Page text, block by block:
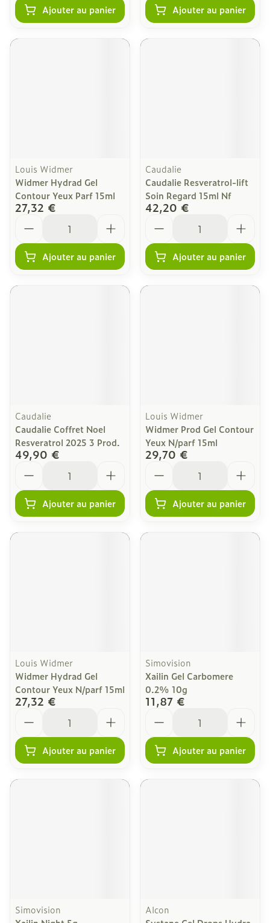
Ajouter au panier Ajouter au panier
Louis Widmer
Widmer Hydrad Gel
Contour Yeux Parf 15ml
27,32 €
Ajouter au panier
Caudalie
Caudalie Resveratrol-lift
Soin Regard 15ml Nf
42,20 €
Ajouter au panier
Caudalie
Caudalie Coffret Noel
Resveratrol 2025 3 Prod.
49,90 €
Ajouter au panier
Louis Widmer
Widmer Prod Gel Contour
Yeux N/parf 15ml
29,70 €
Ajouter au panier
Louis Widmer
Widmer Hydrad Gel
Contour Yeux N/parf 15ml
27,32 €
Ajouter au panier
Simovision
Xailin Gel Carbomere
0.2% 10g
11,87 €
Ajouter au panier
Simovision
Alcon